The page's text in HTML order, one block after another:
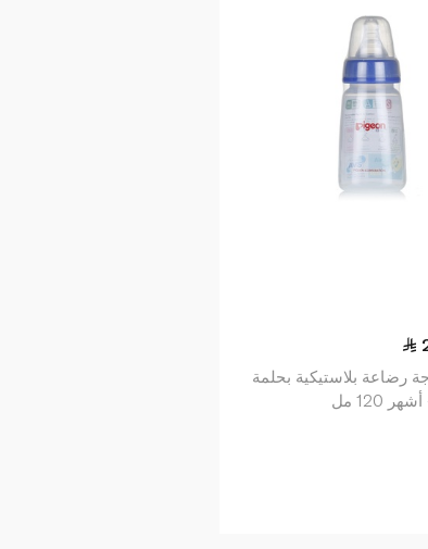
رضاعة بلاستيكية بحلمة